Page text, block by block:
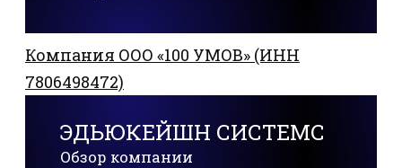
Компания ООО «100 УМОВ» (ИНН
7806498472)
ЭДЬЮКЕЙШН СИСТЕМС
Обзор компании